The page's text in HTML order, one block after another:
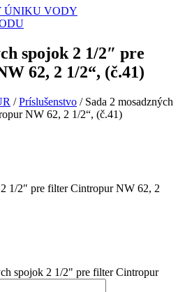
ÚNIKU VODY
spojok 2 1/2″ pre
62, 2 1/2“, (č.41)
/Príslušenstvo / Sada 2 mosadzných
NW 62, 2 1/2“, (č.41)
1/2″ pre filter Cintropur NW 62, 2
spojok 2 1/2" pre filter Cintropur